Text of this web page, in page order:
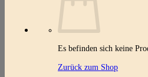
Es befinden sich keine
Zurück zum Shop